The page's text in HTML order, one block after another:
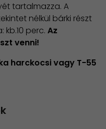
tartalmazza. A
nélkül bárki részt
perc. Az
venni!
harckocsi vagy T-55